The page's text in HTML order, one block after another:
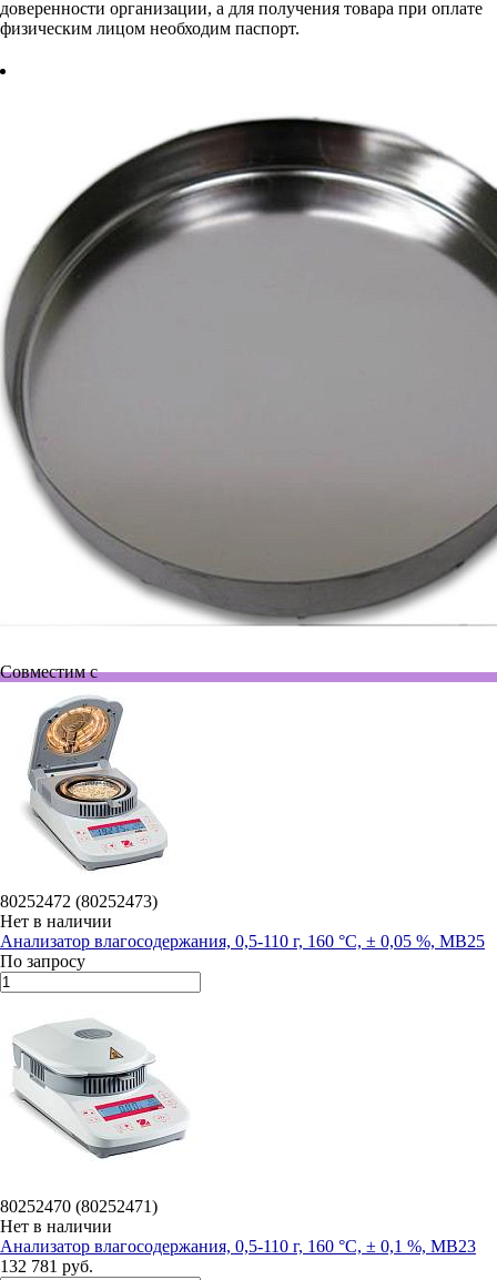
доверенности организации, а для получения товара при оплате
физическим лицом необходим паспорт.
Совместим с
80252472 (80252473)
Нет в наличии
Анализатор влагосодержания, 0,5-110 г, 160 °С, ± 0,05 %, MB25
По запросу
80252470 (80252471)
Нет в наличии
Анализатор влагосодержания, 0,5-110 г, 160 °С, ± 0,1 %, MB23
132 781 руб.